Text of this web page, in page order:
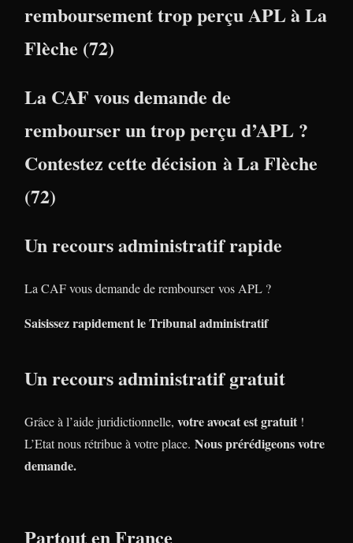
remboursement trop perçu APL à La
Flèche (72)
La CAF vous demande de
rembourser un trop perçu d’APL ?
Contestez cette décision à La Flèche
(72)
Un recours administratif rapide
La CAF vous demande de rembourser vos APL ?
Saisissez rapidement le Tribunal administratif
Un recours administratif gratuit
Grâce à l’aide juridictionnelle, votre avocat est gratuit !
L’Etat nous rétribue à votre place. Nous prérédigeons votre
demande.
Partout en France